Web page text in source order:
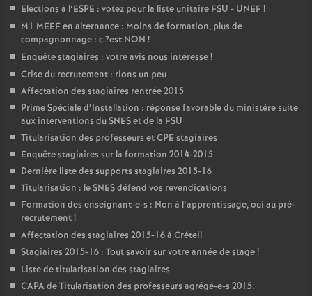
Elections à l’ESPE : votez pour la liste unitaire FSU - UNEF!
M1 MEEFen alternance : Moins de formation, plus de
compagnonnage : c?est NON !
Enquête stagiaires : votre avis nous intéresse!
Crise du recrutement : rions un peu
Affectation des stagiaires rentrée 2015
Prime Spéciale d’Installation : réponse favorable du ministère suite
aux interventions duSNESet de la FSU
Titularisation des professeurs etCPE stagiaires
Enquête stagiaires sur la formation 2014-2015
Dernière liste des supports stagiaires 2015-16
Titularisation : leSNESdéfend vos revendications
Formation des enseignant-e-s : Non à l’apprentissage, oui au pré-
recrutement!
Affectation des stagiaires 2015-16 à Créteil
Stagiaires 2015-16 : Tout savoir sur votre année de stage!
Liste de titularisation des stagiaires
CAPAde Titularisation des professeurs agrégé-e-s 2015.